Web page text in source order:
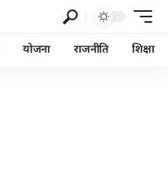
योजना राजनीति शिक्षा